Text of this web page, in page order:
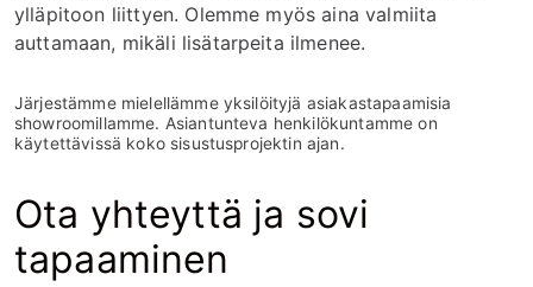
ylläpitoon liittyen. Olemme myös aina valmiita
auttamaan, mikäli lisätarpeita ilmenee.
Järjestämme mielellämme yksilöityjä asiakastapaamisia
showroomillamme. Asiantunteva henkilökuntamme on
käytettävissä koko sisustusprojektin ajan.
Ota yhteyttä ja sovi
tapaaminen